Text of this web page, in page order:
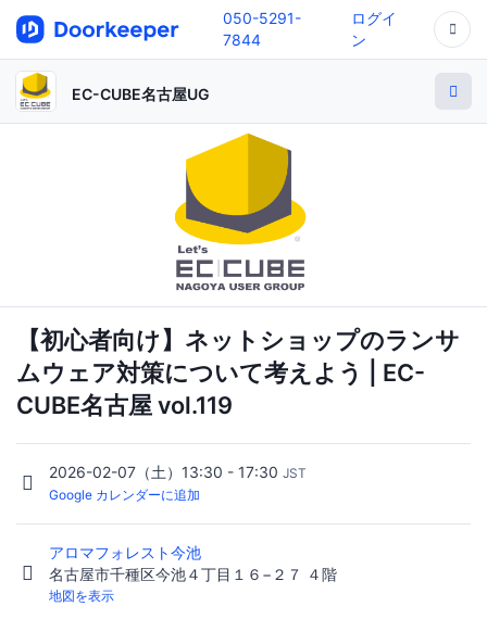
050-5291-
7844
ログイ
ン
EC-CUBE名古屋UG
【初心者向け】ネットショップのランサ
ムウェア対策について考えよう | EC-
CUBE名古屋 vol.119
2026-02-07（土）13:30 - 17:30 JST
Google カレンダーに追加
アロマフォレスト今池
名古屋市千種区今池４丁目１６−２７ ４階
地図を表示